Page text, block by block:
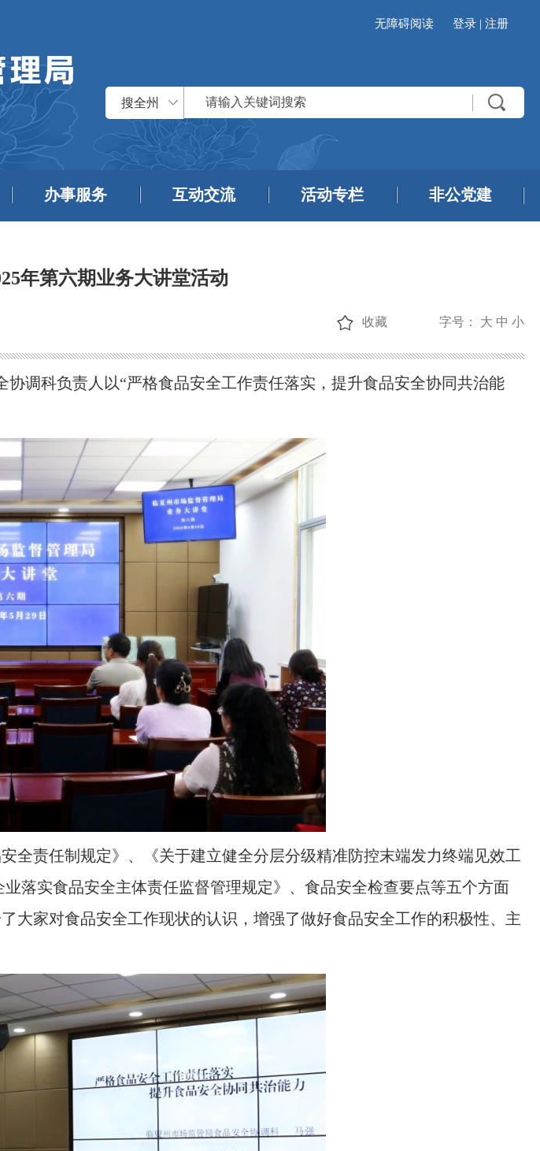
无障碍阅读 登录 | 注册
搜全州
办事服务 互动交流 活动专栏 非公党建
年第六期业务大讲堂活动
字号： 大 中 小
收藏
调科负责人以“严格食品安全工作责任落实，提升食品安全协同共治能
全责任制规定》、《关于建立健全分层分级精准防控末端发力终端见效工
落实食品安全主体责任监督管理规定》、食品安全检查要点等五个方面
大家对食品安全工作现状的认识，增强了做好食品安全工作的积极性、主